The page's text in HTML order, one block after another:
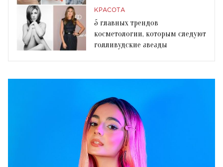
КРАСОТА
5 главных трендов
косметологии, которым следуют
голливудские звезды